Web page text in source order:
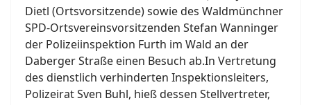
Dietl (Ortsvorsitzende) sowie des Waldmünchner
SPD-Ortsvereinsvorsitzenden Stefan Wanninger
der Polizeiinspektion Furth im Wald an der
Daberger Straße einen Besuch ab.In Vertretung
des dienstlich verhinderten Inspektionsleiters,
Polizeirat Sven Buhl, hieß dessen Stellvertreter,